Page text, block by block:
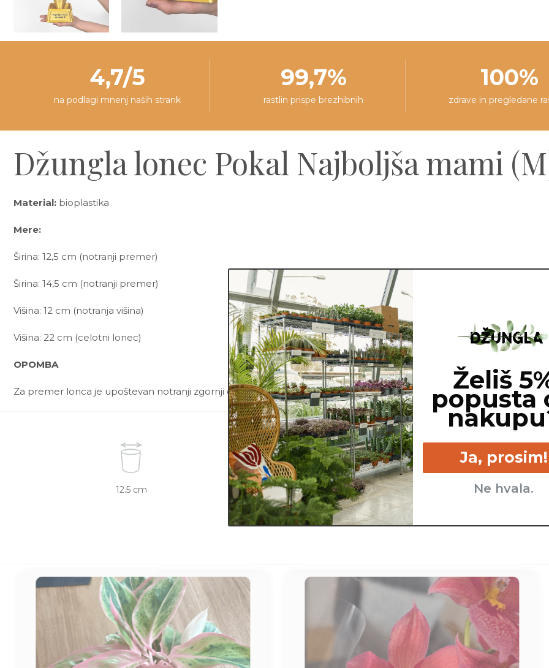
4,7/5
na podlagi mnenj naših strank
99,7%
rastlin prispe brezhibnih
100%
zdrave in pregledane
Džungla lonec Pokal Najboljša mami
Material: bioplastika
Mere:
Širina: 12,5 cm (notranji premer)
Širina: 14,5 cm (notranji premer)
Višina: 12 cm (notranja višina)
Višina: 22 cm (celotni lonec)
OPOMBA
Za premer lonca je upoštevan notranji zgornji del lonca.
12.5 cm
Želiš
popusta
Ja, prosim!
Ne hvala.